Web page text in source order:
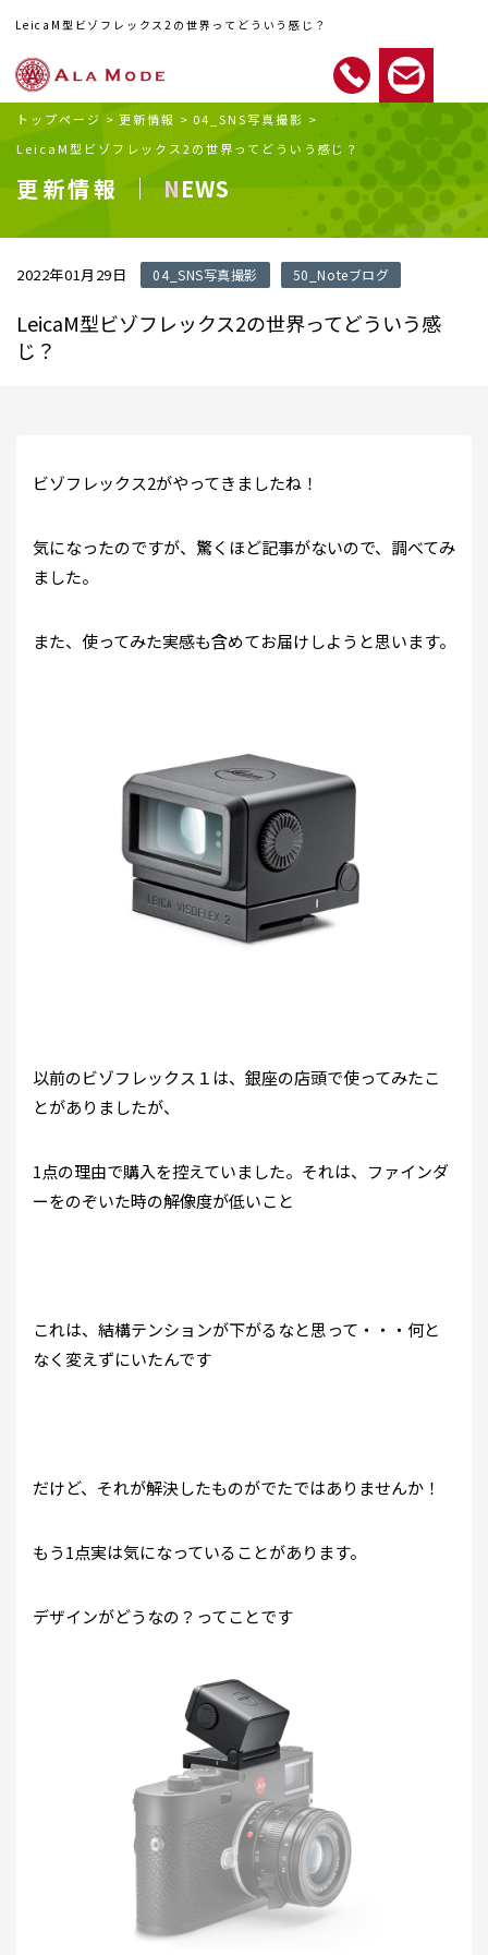
LeicaM型ビゾフレックス2の世界ってどういう感じ？
トップページ > 更新情報 > 04_SNS写真撮影 >
LeicaM型ビゾフレックス2の世界ってどういう感じ？
更新情報 ｜ NEWS
2022年01月29日 04_SNS写真撮影 50_Noteブログ
LeicaM型ビゾフレックス2の世界ってどういう感
じ？
ビゾフレックス2がやってきましたね！
気になったのですが、驚くほど記事がないので、調べてみ
ました。
また、使ってみた実感も含めてお届けしようと思います。
以前のビゾフレックス１は、銀座の店頭で使ってみたこ
とがありましたが、
1点の理由で購入を控えていました。それは、ファインダ
ーをのぞいた時の解像度が低いこと
これは、結構テンションが下がるなと思って・・・何と
なく変えずにいたんです
だけど、それが解決したものがでたではありませんか！
もう1点実は気になっていることがあります。
デザインがどうなの？ってことです